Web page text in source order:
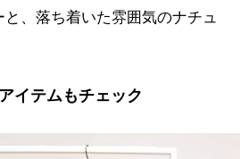
、落ち着いた雰囲気のナチュ
イテムもチェック